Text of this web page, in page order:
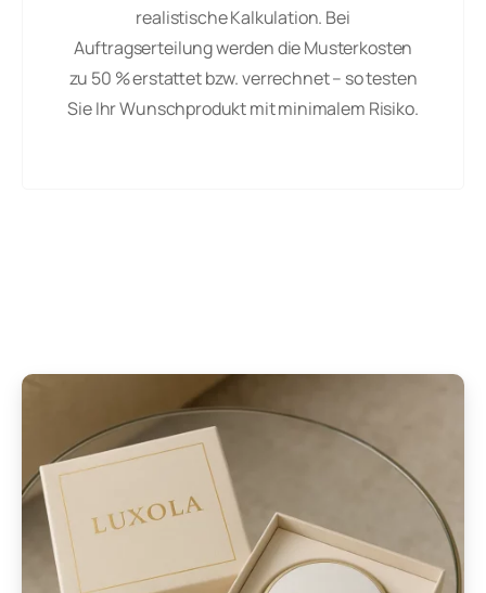
realistische Kalkulation. Bei
Auftragserteilung werden die Musterkosten
zu 50 % erstattet bzw. verrechnet – so testen
Sie Ihr Wunschprodukt mit minimalem Risiko.